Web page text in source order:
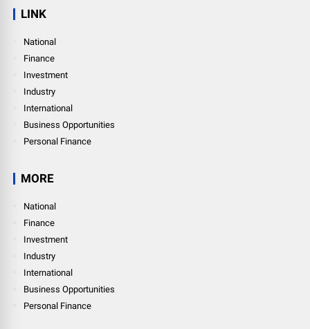
LINK
National
Finance
Investment
Industry
International
Business Opportunities
Personal Finance
MORE
National
Finance
Investment
Industry
International
Business Opportunities
Personal Finance